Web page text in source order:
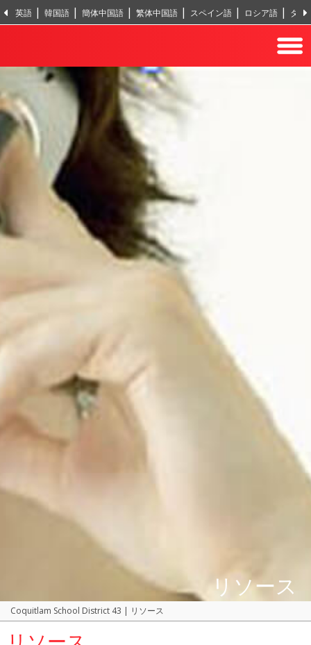
英語 韓国語 簡体中国語 繁体中国語 スペイン語 ロシア語 タイ
リソース
Coquitlam School District 43 | リソース